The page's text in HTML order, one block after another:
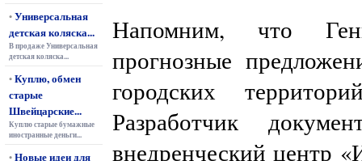
•Универсальная
детская коляска...
В продаже Универсальная
детская коляска...
•Куплю, обмен
старые
Швейцарские...
Куплю старые бумажные
иностранные деньги...
•Новые идеи для
Напомним, что
прогнозные
городских
Разработчик
внедренческий центр